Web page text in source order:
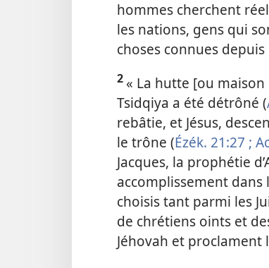
hommes cherchent
les nations, gens qui
choses connues depuis
2 « La hutte [ou
Tsidqiya a été détrôné (
rebâtie, et Jésus,
le trône (Ézék. 21:27 ;
Jacques, la prophétie
accomplissement dans
choisis tant parmi les
de chrétiens oints et
Jéhovah et proclament